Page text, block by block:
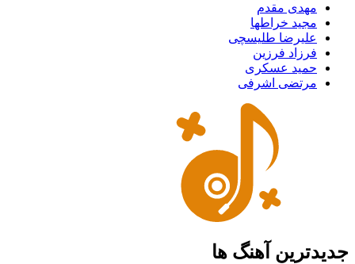
مهدی مقدم
مجید خراطها
علیرضا طلیسچی
فرزاد فرزین
حمید عسکری
مرتضی اشرفی
جدیدترین آهنگ ها